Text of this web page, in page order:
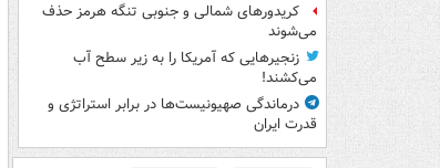
کریدورهای شمالی و جنوبی تنگه هرمز حذف
می‌شوند
زنجیرهایی که آمریکا را به زیر سطح آب
می‌کشند!
درماندگی صهیونیست‌ها در برابر استراتژی و
قدرت ایران